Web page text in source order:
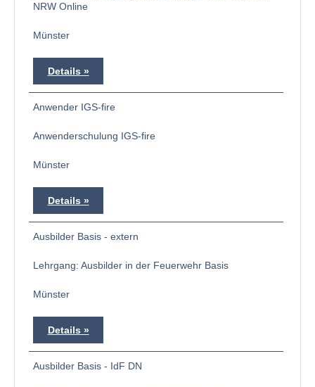
NRW Online
Münster
Details
Anwender IGS-fire
Anwenderschulung IGS-fire
Münster
Details
Ausbilder Basis - extern
Lehrgang: Ausbilder in der Feuerwehr Basis
Münster
Details
Ausbilder Basis - IdF DN